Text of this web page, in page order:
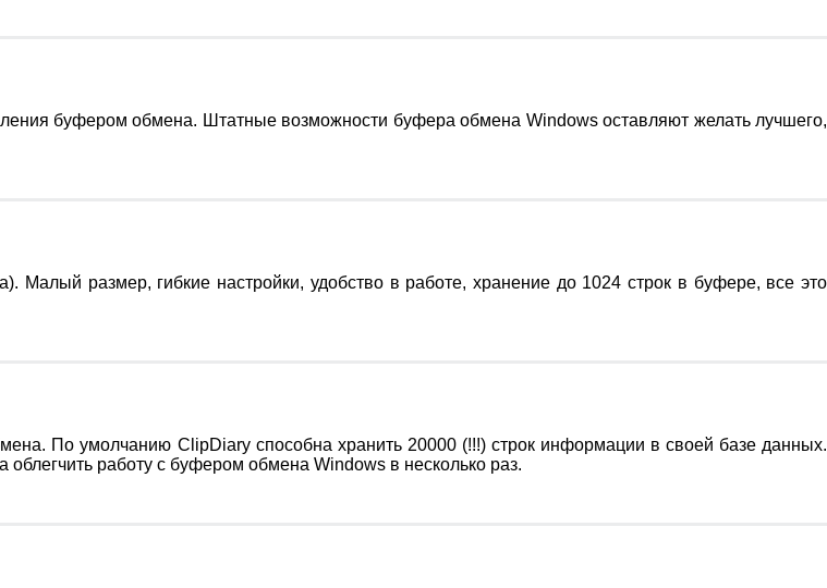
буфером обмена. Штатные возможности буфера обмена Windows оставляют желать лучшего,
размер, гибкие настройки, удобство в работе, хранение до 1024 строк в буфере, все это
По умолчанию ClipDiary способна хранить 20000 (!!!) строк информации в своей базе данных.
работу с буфером обмена Windows в несколько раз.